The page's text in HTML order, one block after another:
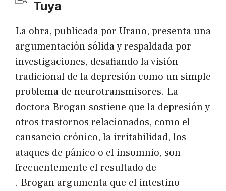
Tuya
La obra, publicada por Urano, presenta una
argumentación sólida y respaldada por
investigaciones, desafiando la visión
tradicional de la depresión como un simple
problema de neurotransmisores. La
doctora Brogan sostiene que la depresión y
otros trastornos relacionados, como el
cansancio crónico, la irritabilidad, los
ataques de pánico o el insomnio, son
frecuentemente el resultado de
. Brogan argumenta que el intestino